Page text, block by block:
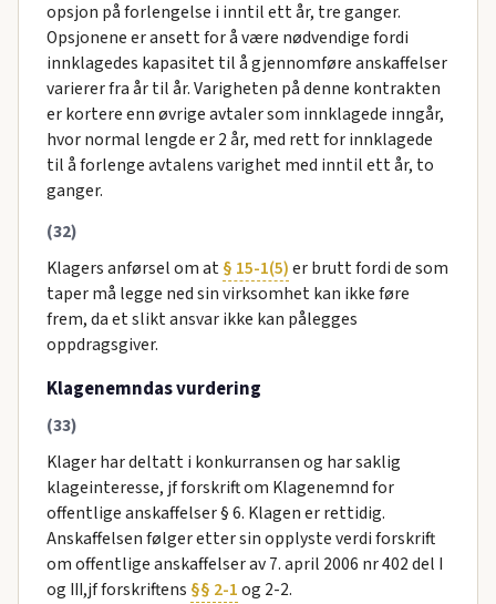
opsjon på forlengelse i inntil ett år, tre ganger.
Opsjonene er ansett for å være nødvendige fordi
innklagedes kapasitet til å gjennomføre anskaffelser
varierer fra år til år. Varigheten på denne kontrakten
er kortere enn øvrige avtaler som innklagede inngår,
hvor normal lengde er 2 år, med rett for innklagede
til å forlenge avtalens varighet med inntil ett år, to
ganger.
(32)
Klagers anførsel om at § 15-1(5)er brutt fordi de som
taper må legge ned sin virksomhet kan ikke føre
frem, da et slikt ansvar ikke kan pålegges
oppdragsgiver.
Klagenemndas vurdering
(33)
Klager har deltatt i konkurransen og har saklig
klageinteresse, jf forskrift om Klagenemnd for
offentlige anskaffelser § 6. Klagen er rettidig.
Anskaffelsen følger etter sin opplyste verdi forskrift
om offentlige anskaffelser av 7. april 2006 nr 402 del I
og III,jf forskriftens §§ 2-1og 2-2.